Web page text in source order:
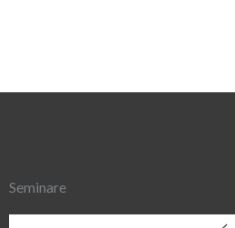
Seminare